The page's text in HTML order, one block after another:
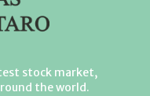
stock market,
the world.